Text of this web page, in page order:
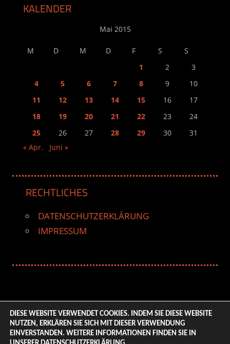
KALENDER
Mai 2015
M D M D F S
S
1
2
3
4
5 6 7 8 9
10
11
12 13 14 15 16
17
18
19 20 21 22 23
24
25
26 27 28 29 30
31
« Apr.
Juni »
RECHTLICHES
DATENSCHUTZERKLÄRUNG
IMPRESSUM
© 2026 ENTERTAINMENT BASE – Life & Style Magazine.
All Rights Reserved. | Based on
DIESE WEBSITE VERWENDET COOKIES. INDEM SIE DIESE WEBSITE
NUTZEN, ERKLÄREN SIE SICH MIT DIESER VERWENDUNG
EINVERSTANDEN. WEITERE INFORMATIONEN FINDEN SIE IN